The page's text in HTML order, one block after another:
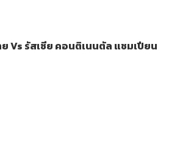
Vs รัสเซีย คอนติเนนตัล แชมเปียน